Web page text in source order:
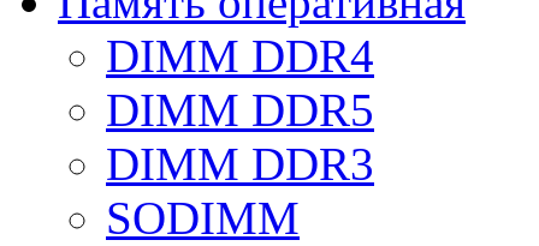
DIMM DDR4
DIMM DDR5
DIMM DDR3
SODIMM